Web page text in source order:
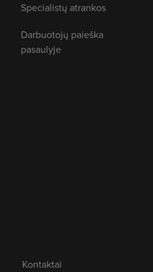
Specialistų atrankos
Darbuotojų paieška
pasaulyje
Kontaktai